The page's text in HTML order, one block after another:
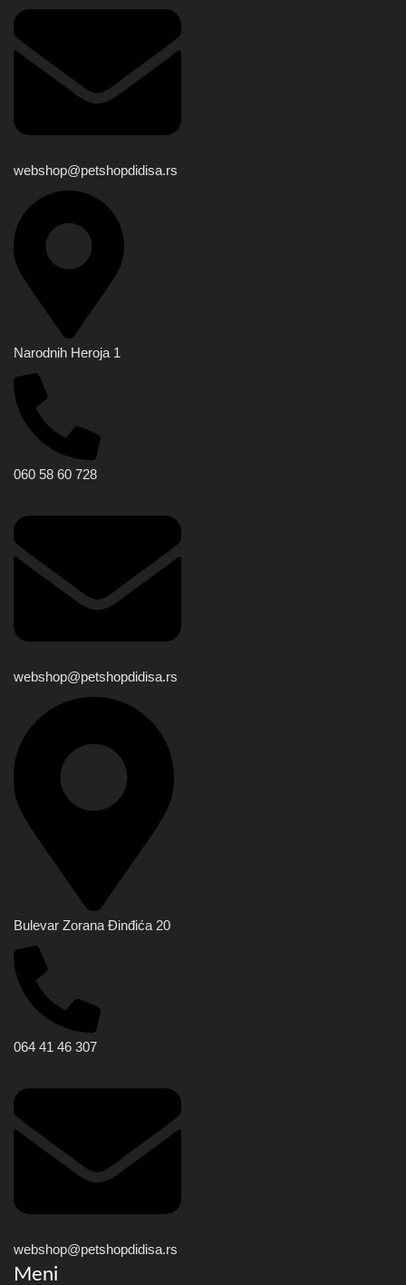
webshop@petshopdidisa.rs
Narodnih Heroja 1
060 58 60 728
webshop@petshopdidisa.rs
Bulevar Zorana Đinđića 20
064 41 46 307
webshop@petshopdidisa.rs
Meni